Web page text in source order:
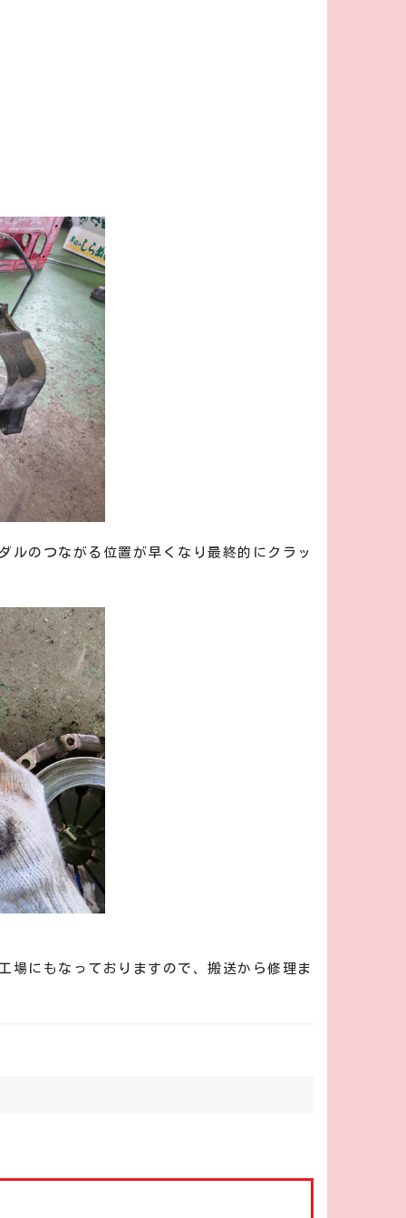
のつながる位置が早くなり最終的にクラッ
場にもなっておりますので、搬送から修理ま